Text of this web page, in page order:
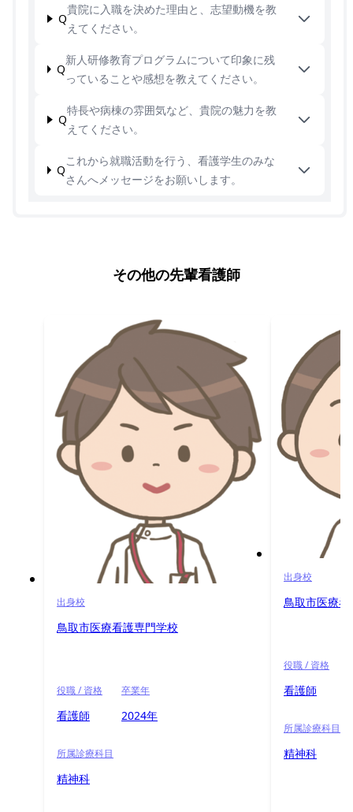
Q
貴院に入職を決めた理由と、志望動機を教
えてください。
Q
新人研修教育プログラムについて印象に残
っていることや感想を教えてください。
Q
特長や病棟の雰囲気など、貴院の魅力を教
えてください。
Q
これから就職活動を行う、看護学生のみな
さんへメッセージをお願いします。
その他の先輩看護師
出身校
鳥取市医療看護専門学校
役職 / 資格
看護師
卒業年
2024年
所属診療科目
精神科
出身校
鳥取市医療
役職 / 資格
看護師
所属診療科目
精神科